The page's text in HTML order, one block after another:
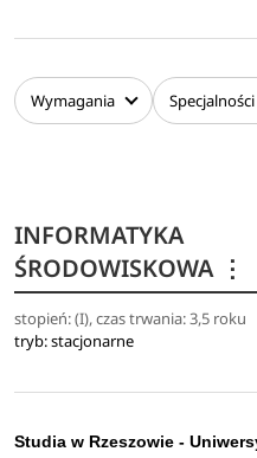
żywności ekologicznej,
Wymagania Specjalności
INFORMATYKA
ŚRODOWISKOWA ⋮
stopień: (I), czas trwania: 3,5 roku
tryb: stacjonarne
Studia w Rzeszowie -